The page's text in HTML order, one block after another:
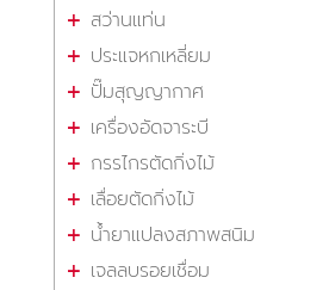
สว่านแท่น
ประแจหกเหลี่ยม
ปั๊มสุญญากาศ
เครื่องอัดจาระบี
กรรไกรตัดกิ่งไม้
เลื่อยตัดกิ่งไม้
น้ำยาแปลงสภาพสนิม
เจลลบรอยเชื่อม